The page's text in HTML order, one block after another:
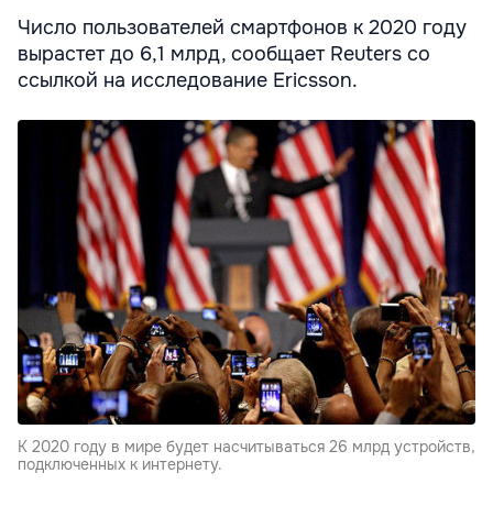
Число пользователей смартфонов к 2020 году
вырастет до 6,1 млрд, сообщает Reuters со
ссылкой на исследование Ericsson.
К 2020 году в мире будет насчитываться 26 млрд устройств,
подключенных к интернету.